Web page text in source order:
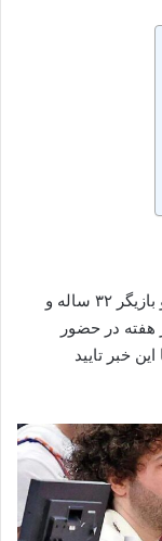
طبق گزارش Deuxmoi «سلنا گومز» خواننده و بازیگر ۳۲ ساله و
موسیقی ۳۶ ساله آخر هفته در حضور
خبر تایید